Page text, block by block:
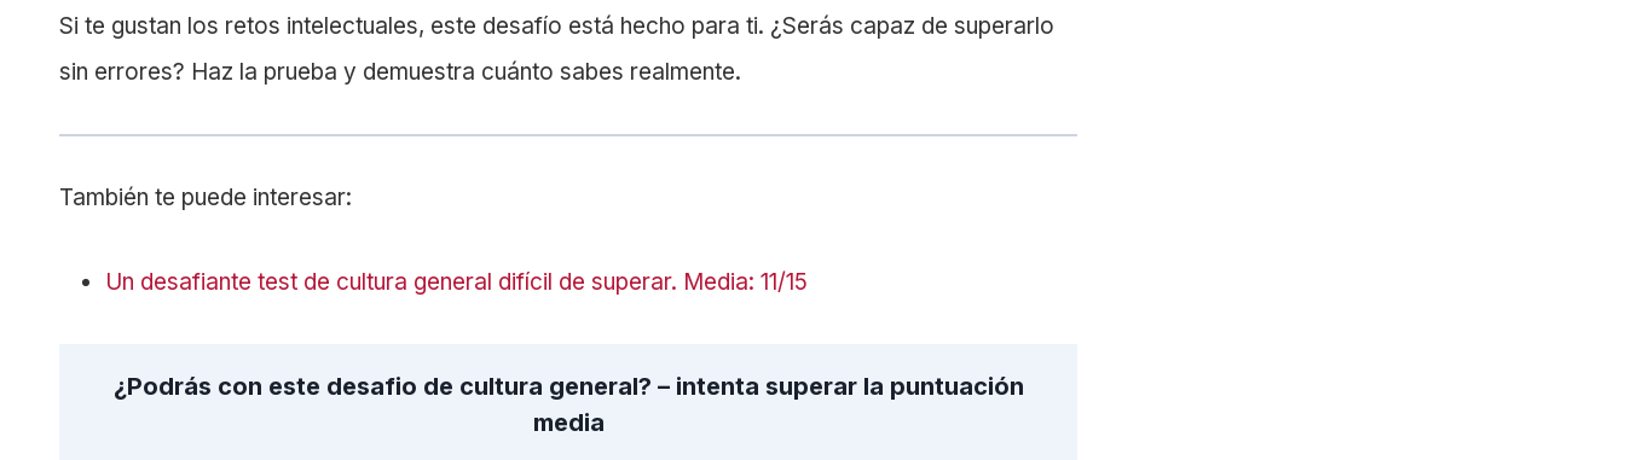
Si te gustan los retos intelectuales, este desafío está hecho para ti. ¿Serás capaz de superarlo
sin errores? Haz la prueba y demuestra cuánto sabes realmente.
También te puede interesar:
Un desafiante test de cultura general difícil de superar. Media: 11/15
¿Podrás con este desafio de cultura general? – intenta superar la puntuación
media